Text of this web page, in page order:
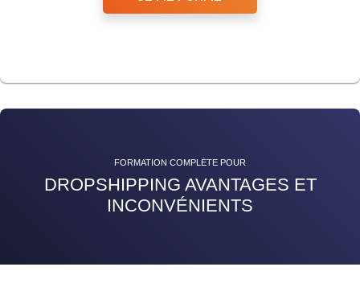
FORMATION COMPLÈTE POUR
DROPSHIPPING AVANTAGES ET
INCONVÉNIENTS